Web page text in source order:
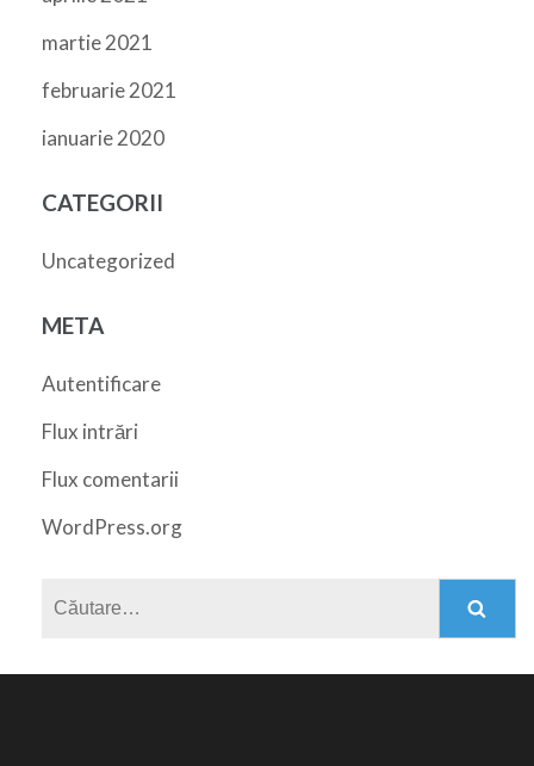
martie 2021
februarie 2021
ianuarie 2020
CATEGORII
Uncategorized
META
Autentificare
Flux intrări
Flux comentarii
WordPress.org